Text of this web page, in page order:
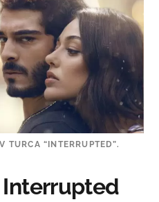
TURCA “INTERRUPTED”.
Interrupted